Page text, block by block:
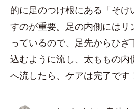
的に足のつけ根にある「そ
すのが重要。足の内側にはリ
っているので、足先からひ
込むように流し、太ももの内
へ流したら、ケアは完了です